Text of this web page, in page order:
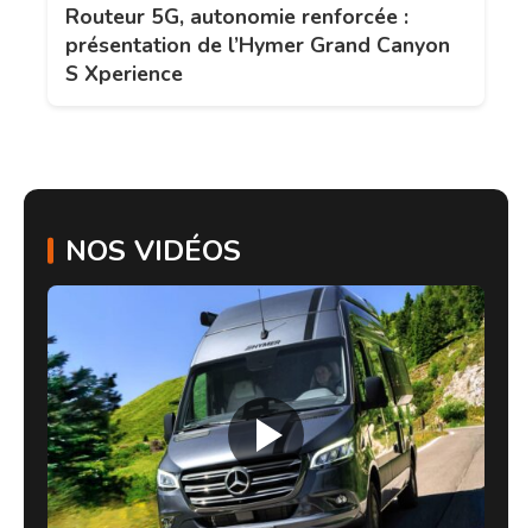
Routeur 5G, autonomie renforcée :
présentation de l’Hymer Grand Canyon
S Xperience
NOS VIDÉOS